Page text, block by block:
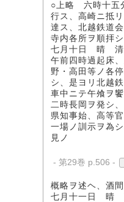
○上略 六時十五
行ス、高崎ニ抵
達ス、北越鉄道
寺内各所ヲ順拝
七月十日 晴 清
午前四時過起床
野・高田等ノ各
シ、是ヨリ北越
車中ニテ午飧ヲ
二時長岡ヲ発シ
県知事始、高等
一場ノ訓示ヲ為
見ノ
- 第29巻 p.506 -
概略ヲ述ヘ、酒
七月十一日 晴